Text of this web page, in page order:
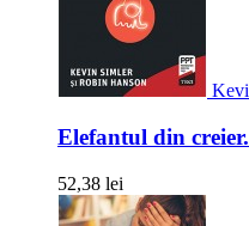
Elefantul din
52,38 lei